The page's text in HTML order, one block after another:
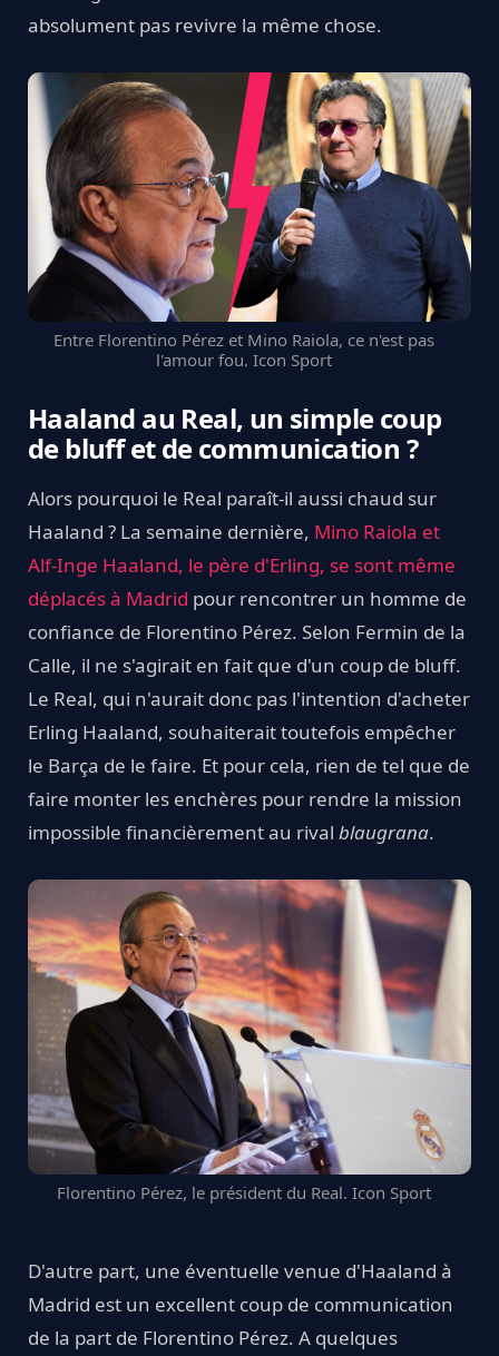
absolument pas revivre la même chose.
Entre Florentino Pérez et Mino Raiola, ce n'est pas
l'amour fou. Icon Sport
Haaland au Real, un simple coup
de bluff et de communication ?
Alors pourquoi le Real paraît-il aussi chaud sur
Haaland ? La semaine dernière, Mino Raiola et
Alf-Inge Haaland, le père d'Erling, se sont même
déplacés à Madrid pour rencontrer un homme de
confiance de Florentino Pérez. Selon Fermin de la
Calle, il ne s'agirait en fait que d'un coup de bluff.
Le Real, qui n'aurait donc pas l'intention d'acheter
Erling Haaland, souhaiterait toutefois empêcher
le Barça de le faire. Et pour cela, rien de tel que de
faire monter les enchères pour rendre la mission
impossible financièrement au rival blaugrana.
Florentino Pérez, le président du Real. Icon Sport
D'autre part, une éventuelle venue d'Haaland à
Madrid est un excellent coup de communication
de la part de Florentino Pérez. A quelques